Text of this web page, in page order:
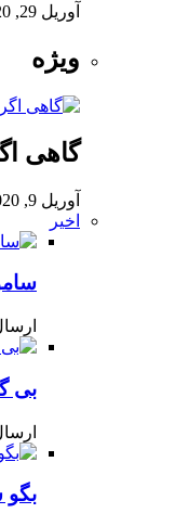
آوریل 29, 2020
ویژه
گاهی
آوریل 9, 2020
اخیر
بى
بگو